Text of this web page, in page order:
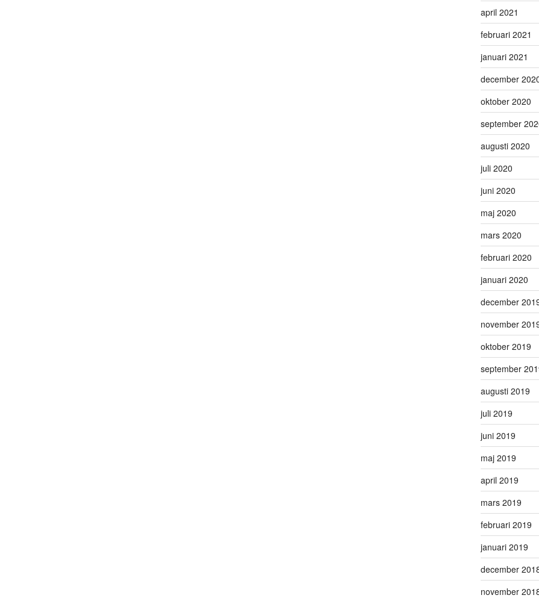
april 2021
februari 2021
januari 2021
december
oktober 2020
september
augusti 2020
juli 2020
juni 2020
maj 2020
mars 2020
februari 2020
januari 2020
december
november
oktober 2019
september
augusti 2019
juli 2019
juni 2019
maj 2019
april 2019
mars 2019
februari 2019
januari 2019
december
november